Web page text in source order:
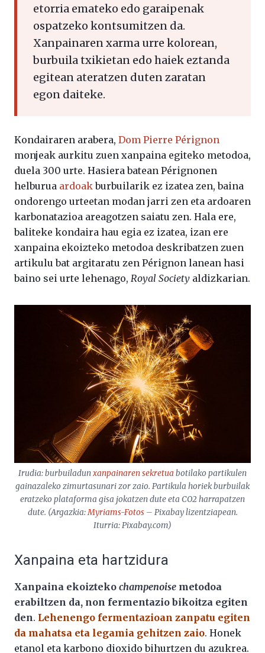
etorria emateko edo garaipenak
ospatzeko kontsumitzen da.
Xanpainaren xarma urre kolorean,
burbuila txikietan edo haiek eztanda
egitean ateratzen duten zaratan
egon daiteke.
Kondairaren arabera, Dom Pierre Pérignon
monjeak aurkitu zuen xanpaina egiteko metodoa,
duela 300 urte. Hasiera batean Pérignonen
helburua ardoakburbuilarik ez izatea zen, baina
ondorengo urteetan modan jarri zen eta ardoaren
karbonatazioa areagotzen saiatu zen. Hala ere,
baliteke kondaira hau egia ez izatea, izan ere
xanpaina ekoizteko metodoa deskribatzen zuen
artikulu bat argitaratu zen Pérignon lanean hasi
baino sei urte lehenago, Royal Society aldizkarian.
Irudia: burbuiladunxanpainaren sekretua botilako partikulen
gainazaleko zimurtasunari zor zaio. Partikula horiek burbuilak
eratzeko plataforma gisa jokatzen dute eta CO2 harrapatzen
dute. (Argazkia:Myriams-Fotos– Pixabay lizentziapean.
Iturria: Pixabay.com)
Xanpaina eta hartzidura
Xanpaina ekoizteko champenoise metodoa
erabiltzen da, non fermentazio bikoitza egiten
den. Lehenengo fermentazioan zanpatu egiten
da mahatsa eta legamia gehitzen zaio. Honek
etanol eta karbono dioxido bihurtzen du azukrea.